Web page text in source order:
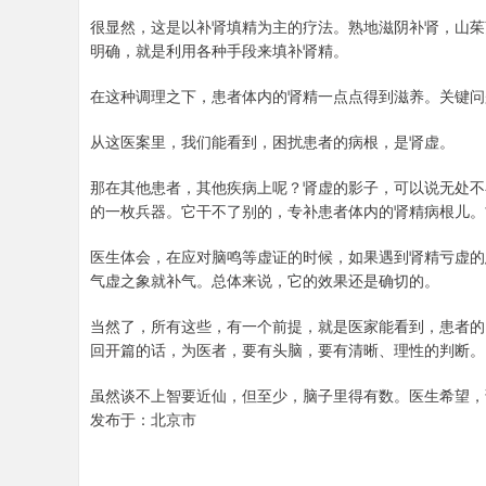
很显然，这是以补肾填精为主的疗法。熟地滋阴补肾，山
明确，就是利用各种手段来填补肾精。
在这种调理之下，患者体内的肾精一点点得到滋养。关键
从这医案里，我们能看到，困扰患者的病根，是肾虚。
那在其他患者，其他疾病上呢？肾虚的影子，可以说无处
的一枚兵器。它干不了别的，专补患者体内的肾精病根儿
医生体会，在应对脑鸣等虚证的时候，如果遇到肾精亏虚
气虚之象就补气。总体来说，它的效果还是确切的。
当然了，所有这些，有一个前提，就是医家能看到，患者
回开篇的话，为医者，要有头脑，要有清晰、理性的判断。
虽然谈不上智要近仙，但至少，脑子里得有数。医生希望
发布于：北京市